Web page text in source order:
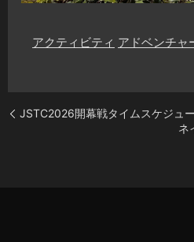
アクティビティ アドベンチャ
JSTC2026開幕戦タイムスケジュ
ネ